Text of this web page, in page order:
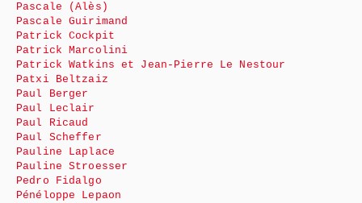
Pascale (Alès)
Pascale Guirimand
Patrick Cockpit
Patrick Marcolini
Patrick Watkins et Jean-Pierre Le Nestour
Patxi Beltzaiz
Paul Berger
Paul Leclair
Paul Ricaud
Paul Scheffer
Pauline Laplace
Pauline Stroesser
Pedro Fidalgo
Pénéloppe Lepaon